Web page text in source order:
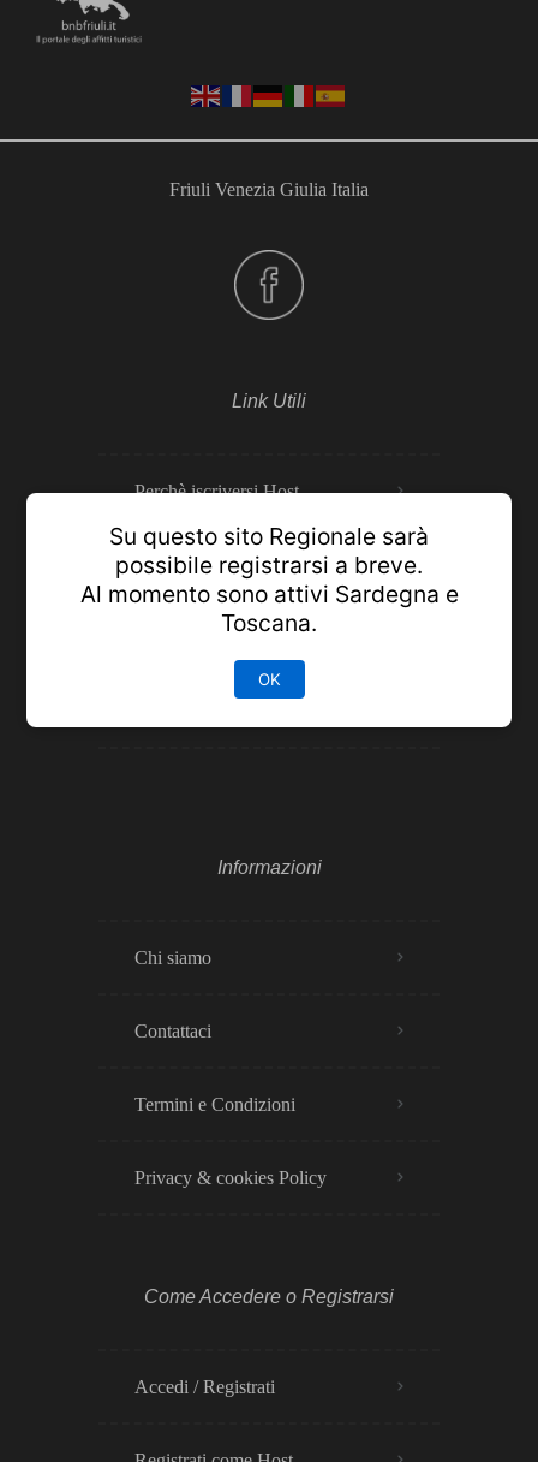
Friuli Venezia Giulia Italia
Link Utili
Perchè iscriversi Host
Prenotazioni Sicure
Pannello annunci
Informazioni
Chi siamo
Contattaci
Termini e Condizioni
Privacy & cookies Policy​
Come Accedere o Registrarsi
Accedi / Registrati
Su questo sito Regionale sarà
possibile registrarsi a breve.
Al momento sono attivi Sardegna e
Toscana.
OK